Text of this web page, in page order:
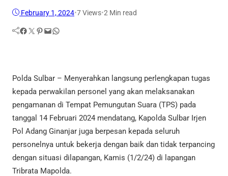
February 1, 2024•7Views•2 Min read
Facebook Twitter Pinterest Mail WhatsApp
Polda Sulbar – Menyerahkan langsung perlengkapan tugas
kepada perwakilan personel yang akan melaksanakan
pengamanan di Tempat Pemungutan Suara (TPS) pada
tanggal 14 Februari 2024 mendatang, Kapolda Sulbar Irjen
Pol Adang Ginanjar juga berpesan kepada seluruh
personelnya untuk bekerja dengan baik dan tidak terpancing
dengan situasi dilapangan, Kamis (1/2/24) di lapangan
Tribrata Mapolda.